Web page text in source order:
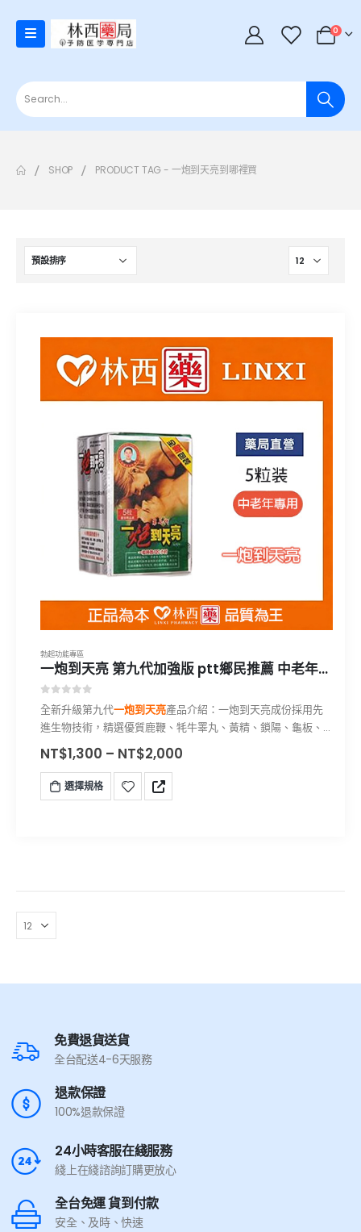
0
SHOP PRODUCT TAG - 一炮到天亮到哪裡買
勃起功能專區
一炮到天亮 第九代加強版 ptt鄉民推薦 中老年可放心服用|林西藥局直營
全新升級第九代一炮到天亮產品介紹：一炮到天亮成份採用先
進生物技術，精選優質鹿鞭、牦牛睪丸、黃精、鎖陽、龜板、
當歸、海馬等動植物為原料精制而成，具有起效快，效力持續
時間長，無副作用
NT$1,300 – NT$2,000
選擇規格
免費退貨送貨
全台配送4-6天服務
退款保證
100%退款保證
24小時客服在綫服務
綫上在綫諮詢訂購更放心
全台免運 貨到付款
安全、及時、快速